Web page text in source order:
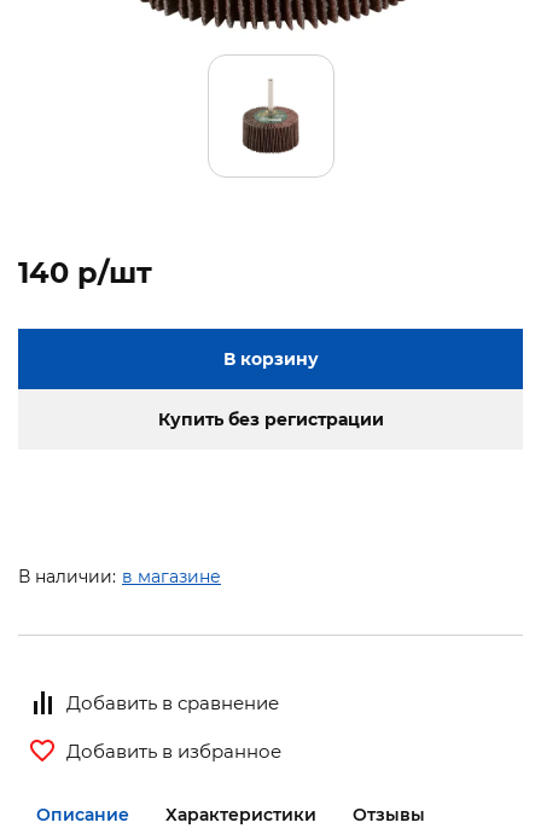
140 p/шт
В корзину
Купить без регистрации
В наличии: в магазине
Добавить в сравнение
Добавить в избранное
Описание Характеристики Отзывы